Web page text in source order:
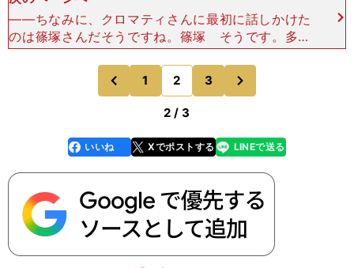
――ちなみに、クロマティさんに最初に話しかけた
のは篠塚さんだそうですね。篠塚 そうです。多摩
川の練習グラウンドだったのですが、クロウがポツ
ンとしていたので、声をかけて一緒にランニングな
どをしました。
前
のページへ
1 2 3
2 / 3
faceboo
k
いいね Xでポストする
line LINEで送る